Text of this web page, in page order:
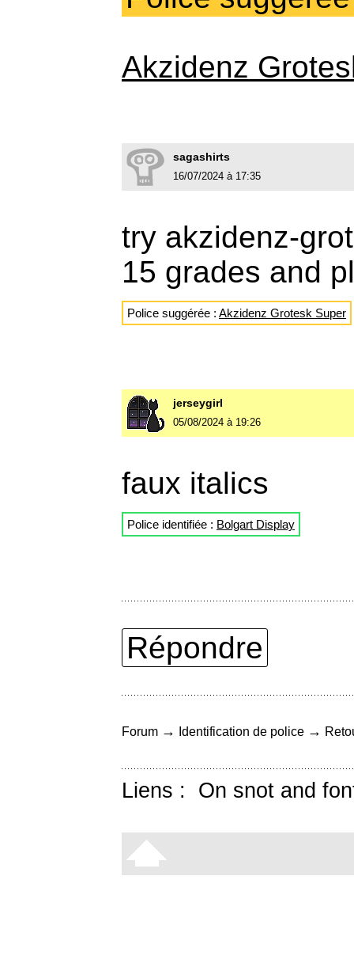
Akzidenz
sagashirts
16/07/2024 à 17:35
try akzidenz-
15 grades and
Police suggérée : Akzidenz Grotesk Super
jerseygirl
05/08/2024 à 19:26
faux italics
Police identifiée : Bolgart Display
Répondre
Forum → Identification de police →
Liens : On snot and